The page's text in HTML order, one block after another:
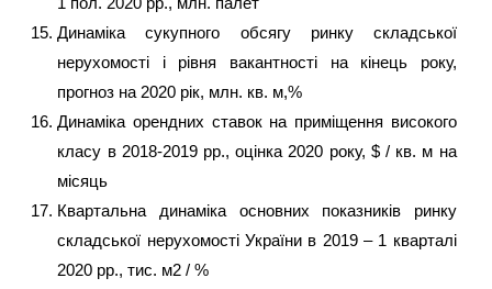
Динаміка сукупного обсягу ринку складської
нерухомості і рівня вакантності на кінець року,
прогноз на 2020 рік, млн. кв. м,%
Динаміка орендних ставок на приміщення високого
класу в 2018-2019 рр., оцінка 2020 року, $ / кв. м на
місяць
Квартальна динаміка основних показників ринку
складської нерухомості України в 2019 – 1 кварталі
2020 рр., тис. м2 / %